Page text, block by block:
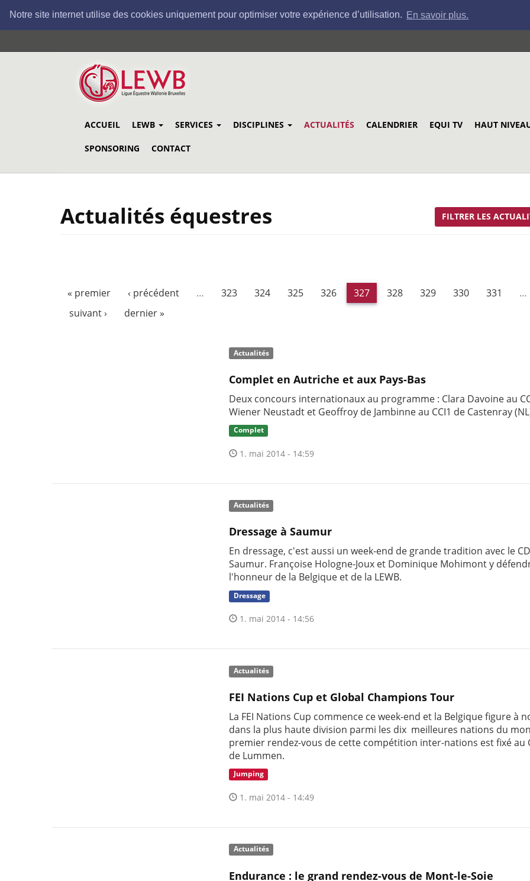
Notre site internet utilise des cookies uniquement pour optimiser votre expérience d’utilisation. En savoir plus.
au
ACCUEIL LEWB SERVICES DISCIPLINES ACTUALITÉS CALENDRIER EQUI TV HAUT
SPONSORING CONTACT
Actualités équestres FILTRER LES
« premier ‹ précédent … 323 324 325 326 327 328 329 330 331
…
suivant ›
dernier »
Actualités
Complet en Autriche et aux Pays-Bas
Deux concours internationaux au programme : Clara Davoine au
Wiener Neustadt et Geoffroy de Jambinne au CCI1 de Castenray
Complet
1. mai 2014 - 14:59
Actualités
Dressage à Saumur
En dressage, c'est aussi un week-end de grande tradition avec le
Saumur. Françoise Hologne-Joux et Dominique Mohimont y
l'honneur de la Belgique et de la LEWB.
Dressage
1. mai 2014 - 14:56
Actualités
FEI Nations Cup et Global Champions Tour
La FEI Nations Cup commence ce week-end et la Belgique figure à
dans la plus haute division parmi les dix meilleures nations du
premier rendez-vous de cette compétition inter-nations est fixé au
de Lummen.
Jumping
1. mai 2014 - 14:49
Actualités
Endurance : le grand rendez-vous de Mont-le-Soie